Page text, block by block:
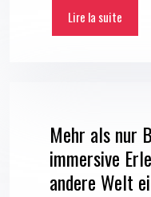
Lire la suite
Mehr als nur
immersive
andere Welt